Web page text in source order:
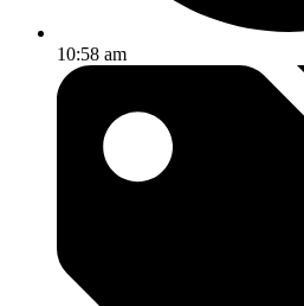
10:58 am